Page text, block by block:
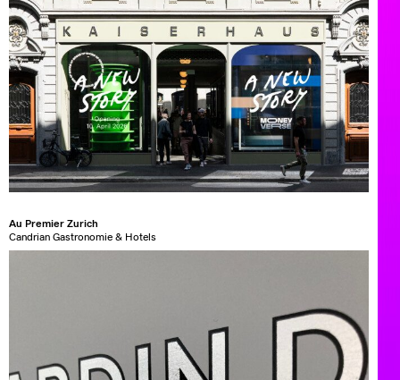
Au Premier Zurich
Candrian Gastronomie & Hotels